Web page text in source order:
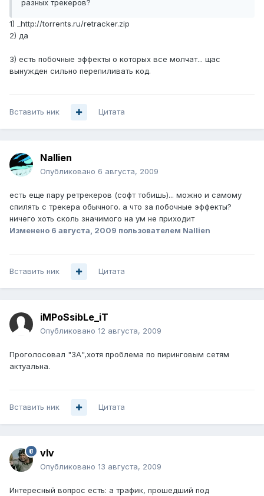
разных трекеров?
1) _http://torrents.ru/retracker.zip
2) да
3) есть побочные эффекты о которых все молчат... щас
вынужден сильно перепиливать код.
Вставить ник Цитата
Nallien
Опубликовано 6 августа, 2009
есть еще пару ретрекеров (софт тобишь)... можно и самому
спилять с трекера обычного. а что за побочные эффекты?
ничего хоть сколь значимого на ум не приходит
Изменено 6 августа, 2009 пользователем Nallien
Вставить ник Цитата
iMPoSsibLe_iT
Опубликовано 12 августа, 2009
Проголосовал "ЗА",хотя проблема по пиринговым сетям
актуальна.
Вставить ник Цитата
vIv
Опубликовано 13 августа, 2009
Интересный вопрос есть: а трафик, прошедший под